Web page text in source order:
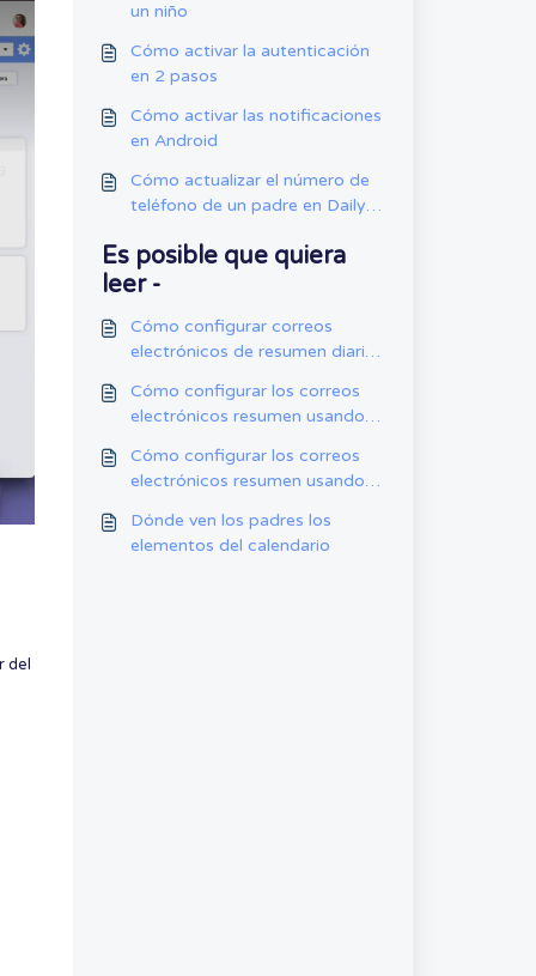
del
un niño
Cómo activar la autenticación
en 2 pasos
Cómo activar las notificaciones
en Android
Cómo actualizar el número de
teléfono de un padre en Daily
Es posible que quiera
leer -
Cómo configurar correos
electrónicos de resumen diario
Cómo configurar los correos
electrónicos resumen usando la
Cómo configurar los correos
electrónicos resumen usando la
Dónde ven los padres los
elementos del calendario